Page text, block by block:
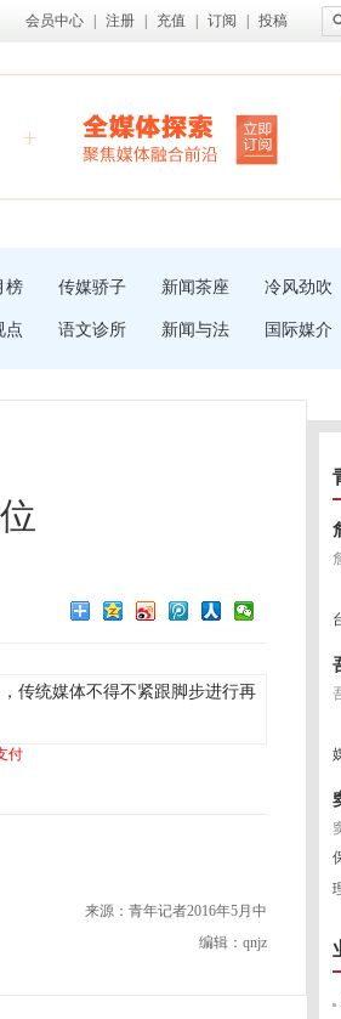
会员中心 注册 充值 订阅 投稿
榜 传媒骄子 新闻茶座 冷风劲吹
点 语文诊所 新闻与法 国际媒介
传统媒体不得不紧跟脚步进行再
付
来源：青年记者2016年5月中
编辑：qnjz